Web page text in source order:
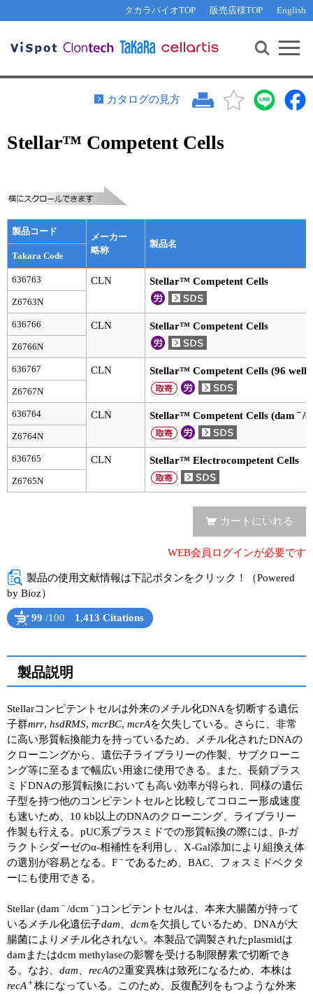
タカラバイオTOP 販売店様TOP English
機能解析・サイレンシング
PCR・等温増幅
装置・ソフトウェア
サンプル請求
その他 ライセンスに関するご相談
遺伝子組換え生物該当製品
研究支援ツール
Cut-Site Navigator 制限酵素切断サイトの検索
In-Fusion Cloning プライマー設計
抗体検索サイト
プライマー・プローブ検索・注文
機器ソフトウェア・ベクター配列ダウンロード
実験ガイド
リアルタイムPCR実験ガイド
遺伝子検査ガイド（食品・水質・家畜他）
NGSポータルサイト
幹細胞・再生医療研究ガイド
クローニング実験ガイド
アプリケーションノート
プロトコール集
動画ライブラリー
Q&A
お問い合わせ WEB会員登録
カタログの見方
Stellar™ Competent Cells
製品コード
メーカー
略称
製品名
Takara Code
636763 CLN Stellar™ Competent Cells
Z6763N
636766 CLN Stellar™ Competent Cells
Z6766N
636767 CLN Stellar™ Competent Cells (96 well
Z6767N
636764 CLN Stellar™ Competent Cells (dam －/
Z6764N
636765 CLN Stellar™ Electrocompetent Cells
Z6765N
カートにいれる
WEB会員ログインが必要です
製品の使用文献情報は下記ボタンをクリック！（Powered
by Bioz）
99 /100 1,413 Citations
製品説明
Stellarコンピテントセルは外来のメチル化DNAを切断する遺伝
子群mrr, hsdRMS, mcrBC, mcrAを欠失している。さらに、非常
に高い形質転換能力を持っているため、メチル化されたDNAの
クローニングから、遺伝子ライブラリーの作製、サブクローニ
ング等に至るまで幅広い用途に使用できる。また、長鎖プラス
ミドDNAの形質転換においても高い効率が得られ、同様の遺伝
子型を持つ他のコンピテントセルと比較してコロニー形成速度
も速いため、10 kb以上のDNAのクローニング、ライブラリー
作製も行える。pUC系プラスミドでの形質転換の際には、β-ガ
ラクトシダーゼのα-相補性を利用し、X-Gal添加により組換え体
の選別が容易となる。F － であるため、BAC、フォスミドベクタ
ーにも使用できる。
Stellar (dam － /dcm － )コンピテントセルは、本来大腸菌が持って
いるメチル化遺伝子dam dcmを欠損しているため、DNAが大
腸菌によりメチル化されない。本製品で調製されたplasmidは
damまたはdcm methylaseの影響を受ける制限酵素で切断でき
る。なお、 dam recAの2重変異株は致死になるため、本株は
recA＋株になっている。このため、反復配列をもつような外来